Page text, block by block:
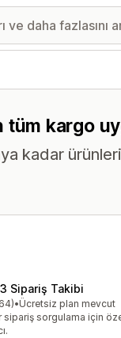
tüm kargo
kadar
Sipariş Takibi
üzerinden
değerlendirme
•Ücretsiz plan mevcut
sipariş sorgulama için